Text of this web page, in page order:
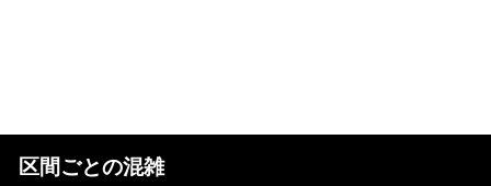
区間ごとの混雑